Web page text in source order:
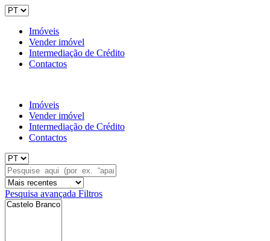
Imóveis
Vender imóvel
Intermediação de Crédito
Contactos
Imóveis
Vender imóvel
Intermediação de Crédito
Contactos
Pesquisa avançada Filtros